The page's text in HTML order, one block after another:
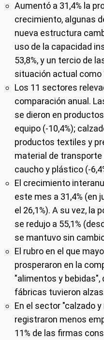
Aumentó a 31,4% la
crecimiento, algunas
nueva estructura
uso de la capacidad
53,8%, y un tercio de
situación actual como
Los 11 sectores
comparación anual.
se dieron en
equipo (-10,4%);
productos textiles y
material de transporte
caucho y plástico (-
El crecimiento
este mes a 31,4% (en
el 26,1%). A su vez, la
se redujo a 55,1%
se mantuvo sin
El rubro en el que
prosperaron en la
"alimentos y bebidas",
fábricas tuvieron
En el sector "calzado
registraron menos
11% de las firmas